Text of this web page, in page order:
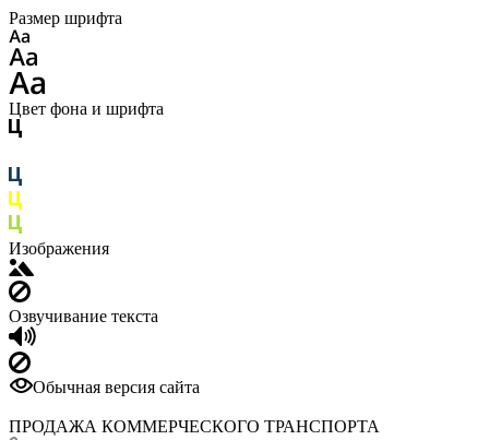
Размер шрифта
Цвет фона и шрифта
Изображения
Озвучивание текста
Обычная версия сайта
ПРОДАЖА КОММЕРЧЕСКОГО ТРАНСПОРТА